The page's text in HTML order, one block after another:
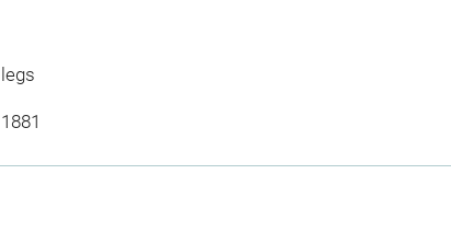
legs
1881